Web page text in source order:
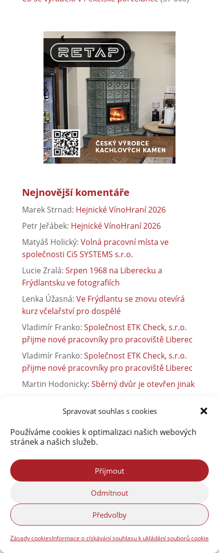
Spravovat souhlas s cookies
Používáme cookies k optimalizaci našich webových
stránek a našich služeb.
Příjmout
Odmítnout
Předvolby
Zásady cookiesInformace o získávání souhlasu k ukládání souborů cookie
Nejnovější komentáře
Marek Strnad: Hejnické VínoHraní 2026
Petr Jeřábek: Hejnické VínoHraní 2026
Matyáš Holický: Volná pracovní místa ve
společnosti CiS SYSTEMS s.r.o.
Lucie Zralá: Srpen 1968 na Liberecku a
Frýdlantsku ve fotografiích
Lenka Úžasná: Ve Frýdlantu se znovu otevírá
kurz včelařství pro dospělé
Vladimír Franko: Společnost ETK Check, s.r.o.
přijme nové pracovníky pro pracoviště Liberec
Vladimír Franko: Společnost ETK Check, s.r.o.
přijme nové pracovníky pro pracoviště Liberec
Martin Hodonicky: Sběrný dvůr je otevřen jinak